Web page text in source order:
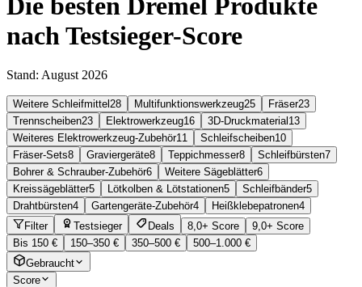
nach Testsieger-Score
Stand: August 2026
Weitere Schleifmittel 28 Multifunktionswerkzeug25 Fräser23
Trennscheiben23 Elektrowerkzeug16 3D-Druckmaterial 13
Weiteres Elektrowerkzeug-Zubehör11 Schleifscheiben10
Fräser-Sets8 Graviergeräte8 Teppichmesser8 Schleifbürsten7
Bohrer & Schrauber-Zubehör6 Weitere Sägeblätter6
Kreissägeblätter5 Lötkolben & Lötstationen5 Schleifbänder5
Drahtbürsten4 Gartengeräte-Zubehör4 Heißklebepatronen4
Filter
Testsieger Deals 8,0+ Score
9,0+ Score
Bis 150 €
150–350 € 350–500 €
500–1.000 €
Gebraucht
Score